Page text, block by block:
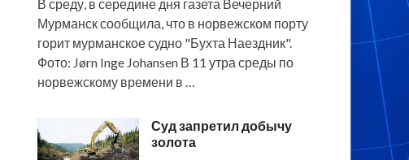
В среду, в середине дня газета Вечерний
Мурманск сообщила, что в норвежском порту
горит мурманское судно "Бухта Наездник".
Фото: Jørn Inge Johansen В 11 утра среды по
норвежскому времени в …
Суд запретил добычу
золота